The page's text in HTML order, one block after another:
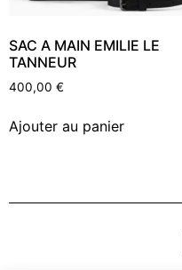
SAC A MAIN EMILIE LE
TANNEUR
400,00 €
Ajouter au panier